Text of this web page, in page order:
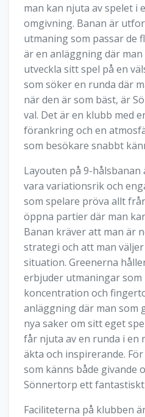
man kan njuta av spelet i
omgivning. Banan är
utmaning som passar de
är en anläggning där
utveckla sitt spel på en
som söker en runda där
när den är som bäst, är
val. Det är en klubb med
förankring och en
som besökare snabbt
Layouten på 9-
vara variationsrik och
som spelare pröva allt
öppna partier där man
Banan kräver att man är
strategi och att man
situation. Greenerna
erbjuder utmaningar som
koncentration och
anläggning där man som
nya saker om sitt eget
får njuta av en runda i en
äkta och inspirerande.
som känns både givande
Sönnertorp ett
Faciliteterna på klubben